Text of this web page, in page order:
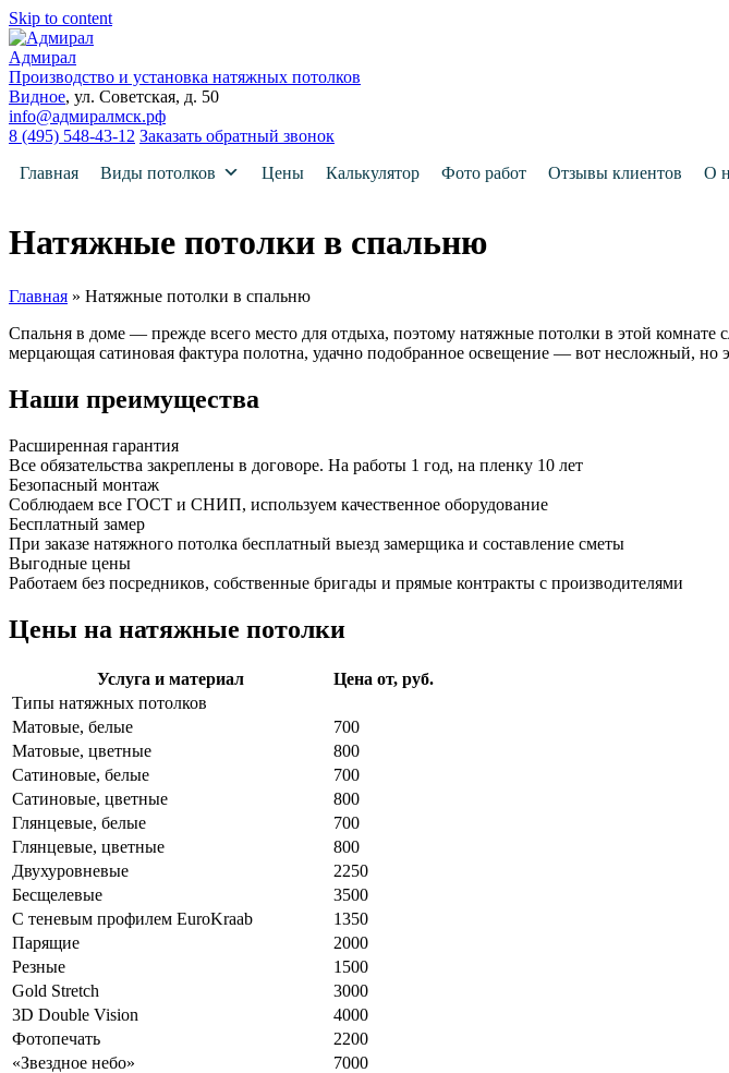
Skip to content
Адмирал
Производство и установка натяжных потолков
Видное, ул. Советская, д. 50
info@адмиралмск.рф
8 (495) 548-43-12 Заказать обратный звонок
Главная
Виды потолков Цены Калькулятор Фото работ Отзывы клиентов О
Натяжные потолки в спальню
Главная » Натяжные потолки в спальню
Спальня в доме — прежде всего место для отдыха, поэтому натяжные потолки в этой
мерцающая сатиновая фактура полотна, удачно подобранное освещение — вот несложный,
Наши преимущества
Расширенная гарантия
Все обязательства закреплены в договоре. На работы 1 год, на пленку 10 лет
Безопасный монтаж
Соблюдаем все ГОСТ и СНИП, используем качественное оборудование
Бесплатный замер
При заказе натяжного потолка бесплатный выезд замерщика и составление сметы
Выгодные цены
Работаем без посредников, собственные бригады и прямые контракты с производителями
Цены на натяжные потолки
Услуга и материал
Цена от, руб.
Типы натяжных потолков
Матовые, белые
700
Матовые, цветные
800
Сатиновые, белые
700
Сатиновые, цветные
800
Глянцевые, белые
700
Глянцевые, цветные
800
Двухуровневые
2250
Бесщелевые
3500
С теневым профилем EuroKraab
1350
Парящие
2000
Резные
1500
Gold Stretch
3000
3D Double Vision
4000
Фотопечать
2200
«Звездное небо»
7000